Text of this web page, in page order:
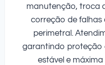
manutenção, troca
correção de falhas
perimetral.
garantindo proteção
estável e